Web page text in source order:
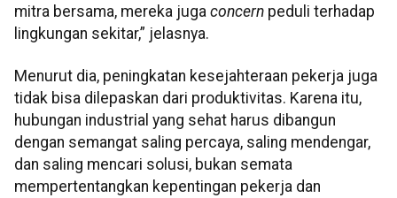
mitra bersama, mereka juga concern peduli terhadap
lingkungan sekitar,” jelasnya.
Menurut dia, peningkatan kesejahteraan pekerja juga
tidak bisa dilepaskan dari produktivitas. Karena itu,
hubungan industrial yang sehat harus dibangun
dengan semangat saling percaya, saling mendengar,
dan saling mencari solusi, bukan semata
mempertentangkan kepentingan pekerja dan